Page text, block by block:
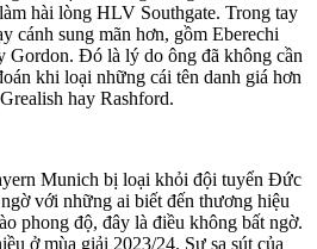
hài lòng HLV Southgate. Trong tay
cánh sung mãn hơn, gồm Eberechi
Gordon. Đó là lý do ông đã không cần
khi loại những cái tên danh giá hơn
hay Rashford.
Munich bị loại khỏi đội tuyển Đức
với những ai biết đến thương hiệu
phong độ, đây là điều không bất ngờ.
ở mùa giải 2023/24. Sự sa sút của